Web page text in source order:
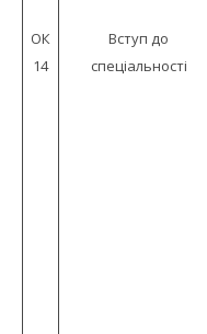
ОК
14
Вступ до
спецiальностi